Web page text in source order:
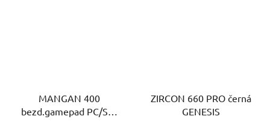
MANGAN 400
bezd.gamepad PC/SW
ZIRCON 660 PRO černá
GENESIS